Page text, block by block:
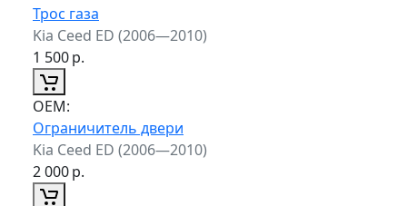
Трос газа
Kia Ceed ED (2006—2010)
1 500р.
ОЕМ:
Ограничитель двери
Kia Ceed ED (2006—2010)
2 000р.